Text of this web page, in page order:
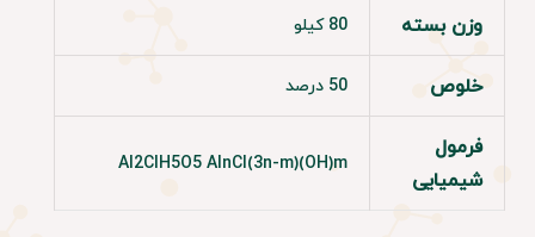
وزن بسته 80 کیلو
خلوص 50 درصد
فرمول
شیمیایی
Al2ClH5O5 AlnCl(3n-m)(OH)m